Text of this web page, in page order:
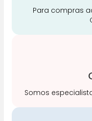
Para compras
Somos